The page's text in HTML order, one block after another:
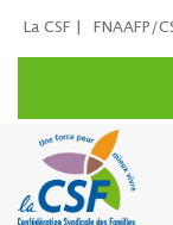
La CSF | FNAAFP/